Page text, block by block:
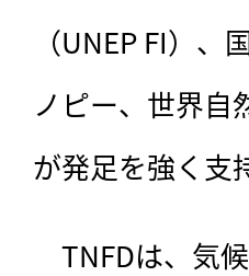
（UNEP FI）
ノピー、世界自
が発足を強く支
TNFDは、気